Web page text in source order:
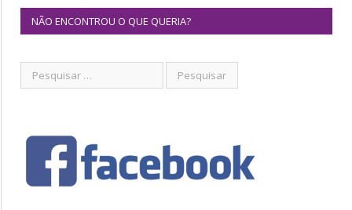
NÃO ENCONTROU O QUE QUERIA?